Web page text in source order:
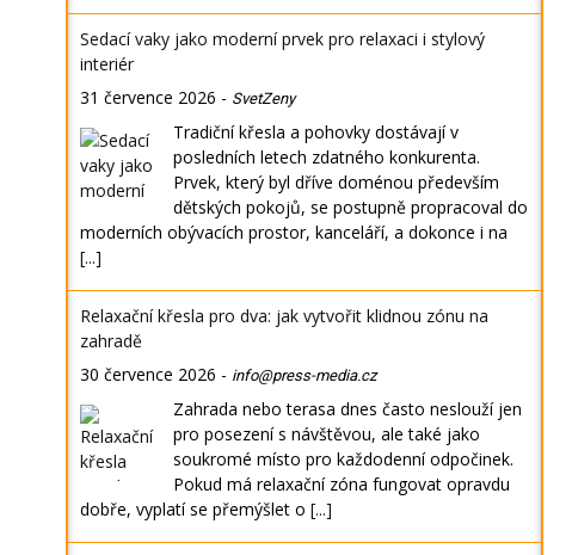
Sedací vaky jako moderní prvek pro relaxaci i stylový
interiér
31 července 2026 - SvetZeny
Tradiční křesla a pohovky dostávají v
posledních letech zdatného konkurenta.
Prvek, který byl dříve doménou především
dětských pokojů, se postupně propracoval do
moderních obývacích prostor, kanceláří, a dokonce i na
[...]
Relaxační křesla pro dva: jak vytvořit klidnou zónu na
zahradě
30 července 2026 - info@press-media.cz
Zahrada nebo terasa dnes často neslouží jen
pro posezení s návštěvou, ale také jako
soukromé místo pro každodenní odpočinek.
Pokud má relaxační zóna fungovat opravdu
dobře, vyplatí se přemýšlet o [...]